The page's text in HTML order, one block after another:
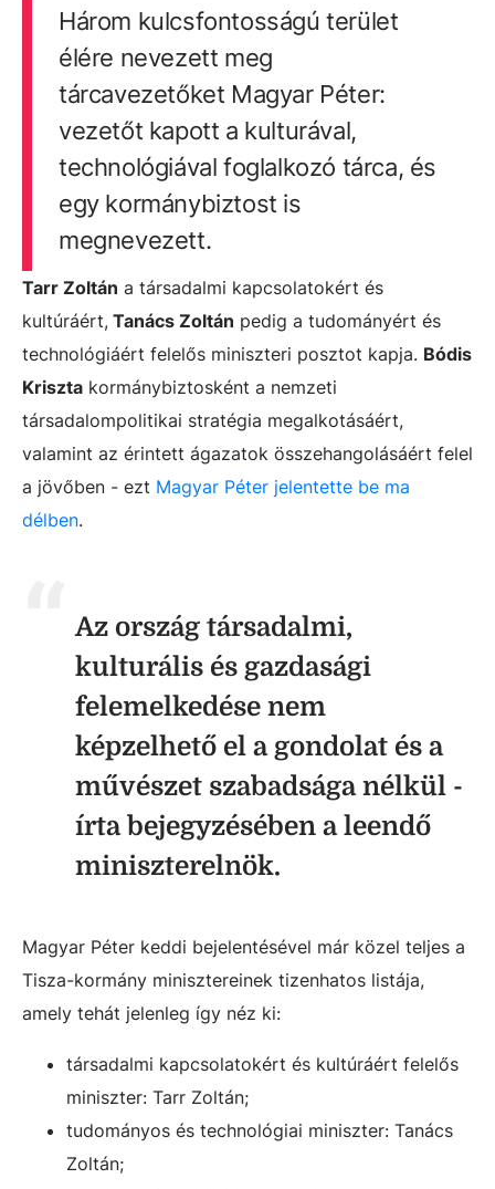
Három kulcsfontosságú terület
élére nevezett meg
tárcavezetőket Magyar Péter:
vezetőt kapott a kulturával,
technológiával foglalkozó tárca, és
egy kormánybiztost is
megnevezett.
Tarr Zoltán a társadalmi kapcsolatokért és
kultúráért, Tanács Zoltán pedig a tudományért és
technológiáért felelős miniszteri posztot kapja. Bódis
Kriszta kormánybiztosként a nemzeti
társadalompolitikai stratégia megalkotásáért,
valamint az érintett ágazatok összehangolásáért felel
a jövőben - ezt Magyar Péter jelentette be ma
délben.
Az ország társadalmi,
kulturális és gazdasági
felemelkedése nem
képzelhető el a gondolat és a
művészet szabadsága nélkül -
írta bejegyzésében a leendő
miniszterelnök.
Magyar Péter keddi bejelentésével már közel teljes a
Tisza-kormány minisztereinek tizenhatos listája,
amely tehát jelenleg így néz ki:
társadalmi kapcsolatokért és kultúráért felelős
miniszter: Tarr Zoltán;
tudományos és technológiai miniszter: Tanács
Zoltán;